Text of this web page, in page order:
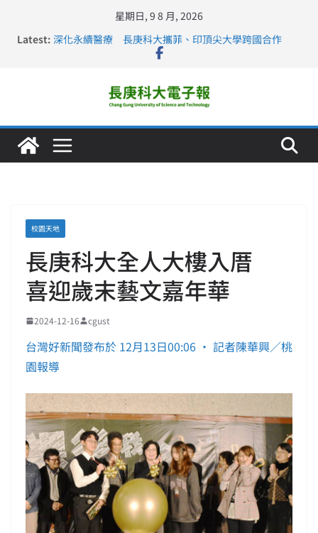
星期日, 9 8 月, 2026
Latest: 深化永續醫療 長庚科大攜菲、印頂尖大學跨國合作
長庚科大訪凱瑟醫療集團、美容學校收穫豐
仁德醫專與長庚科大締結策略聯盟 培育護理尖兵
長庚科大連四年穩居《遠見》醫學大學第5名 辦學實力再
校園天地
長庚科大全人大樓入厝
喜迎歲末藝文嘉年華
2024-12-16 cgust
台灣好新聞發布於 12月13日00:06 • 記者陳華興／桃
園報導